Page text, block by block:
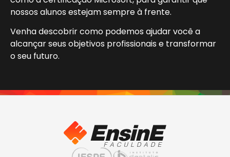
nossos alunos estejam sempre à frente.
Venha descobrir como podemos ajudar você a
alcançar seus objetivos profissionais e transformar
o seu futuro.